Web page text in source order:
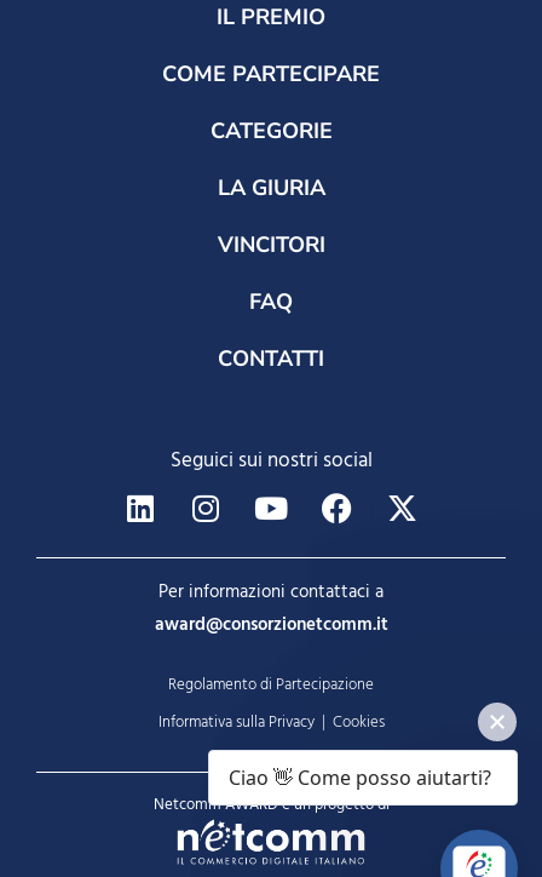
IL PREMIO
COME PARTECIPARE
CATEGORIE
LA GIURIA
VINCITORI
FAQ
CONTATTI
Seguici sui nostri social
Per informazioni contattaci a
award@consorzionetcomm.it
Regolamento di Partecipazione
Informativa sulla Privacy| Cookies
Netcomm AWARD è un progetto di
Ciao 👋 Come posso aiutarti?